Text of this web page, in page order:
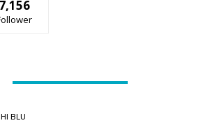
7,156
BLU